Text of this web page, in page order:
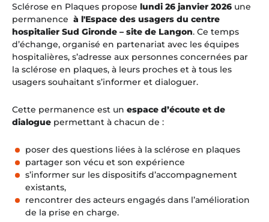
Sclérose en Plaques propose lundi 26 janvier 2026 une
permanence à l'Espace des usagers du centre
hospitalier Sud Gironde – site de Langon. Ce temps
d’échange, organisé en partenariat avec les équipes
hospitalières, s’adresse aux personnes concernées par
la sclérose en plaques, à leurs proches et à tous les
usagers souhaitant s’informer et dialoguer.
Cette permanence est un espace d’écoute et de
dialogue permettant à chacun de :
poser des questions liées à la sclérose en plaques
partager son vécu et son expérience
s’informer sur les dispositifs d’accompagnement
existants,
rencontrer des acteurs engagés dans l’amélioration
de la prise en charge.